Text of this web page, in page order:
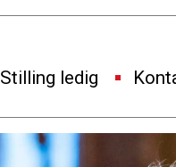
Stilling ledig